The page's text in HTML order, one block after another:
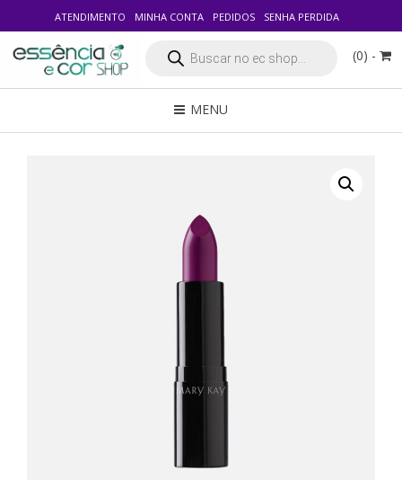
ATENDIMENTO MINHA CONTA PEDIDOS SENHA PERDIDA
produtos (0) -
MENU